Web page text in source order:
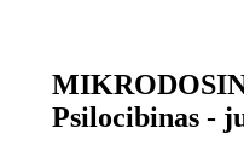
Psilocibinas -